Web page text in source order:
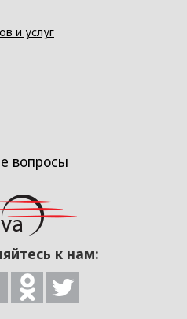
и услуг
вопросы
к нам: